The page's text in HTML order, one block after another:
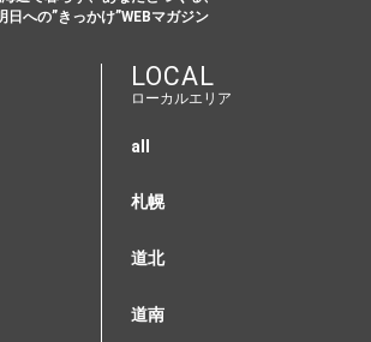
日への”きっかけ”WEBマガジン
LOCAL
ローカルエリア
all
札幌
道北
道南